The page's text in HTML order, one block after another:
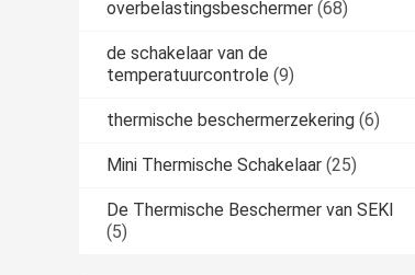
overbelastingsbeschermer (68)
de schakelaar van de
temperatuurcontrole (9)
thermische beschermerzekering (6)
Mini Thermische Schakelaar (25)
De Thermische Beschermer van SEKI
(5)